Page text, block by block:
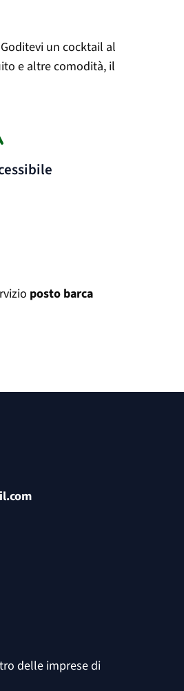
Goditevi un cocktail al
e altre comodità, il
posto barca
delle imprese di